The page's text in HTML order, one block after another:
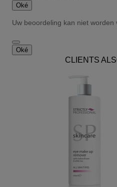
Oké
Uw beoordeling kan niet worden
Oké
CLIENTS